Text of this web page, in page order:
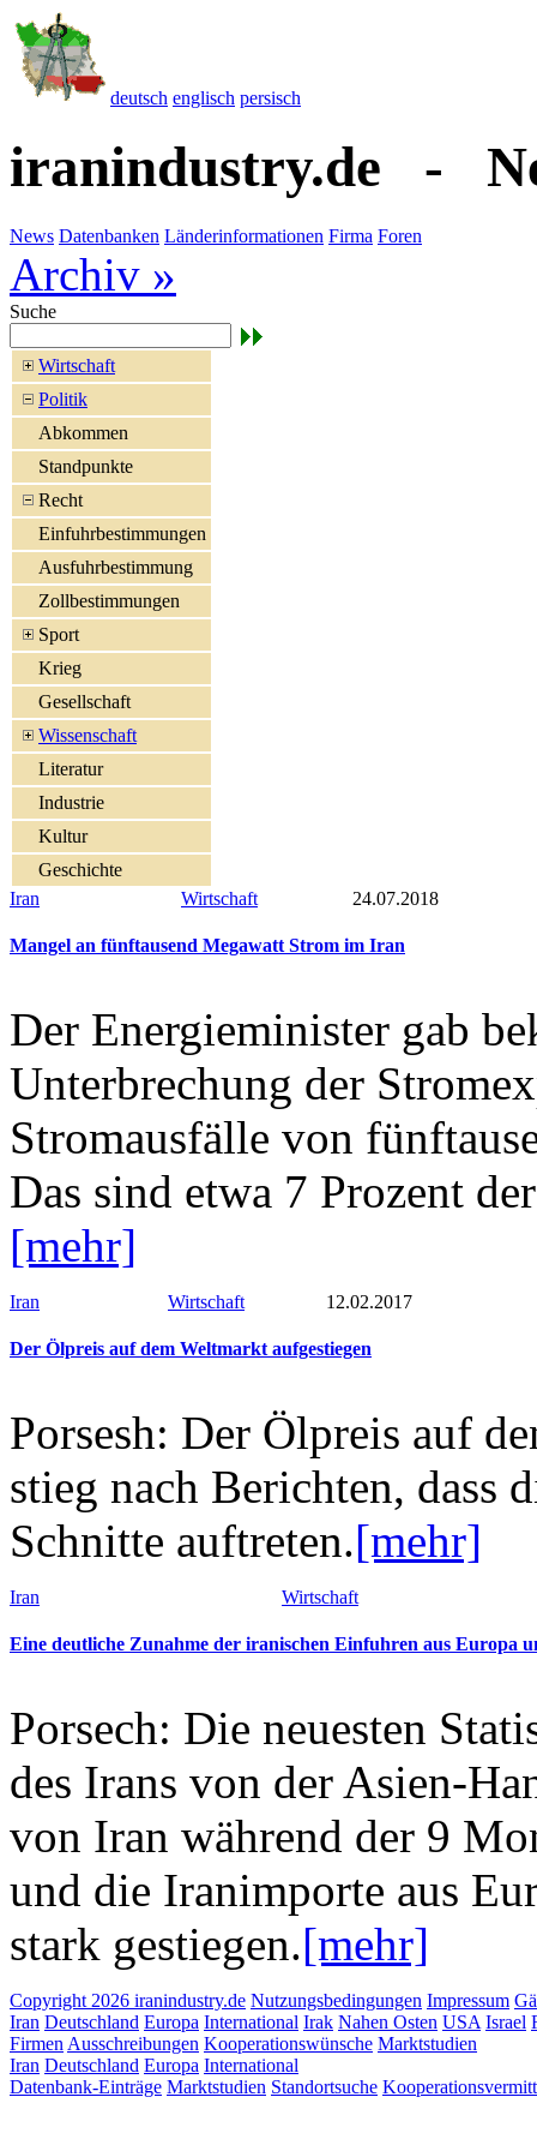
deutsch englisch persisch
iranindustry.de -
News Datenbanken Länderinformationen Firma Foren
Archiv »
Suche
Wirtschaft
Politik
Abkommen
Standpunkte
Recht
Einfuhrbestimmungen
Ausfuhrbestimmung
Zollbestimmungen
Sport
Krieg
Gesellschaft
Wissenschaft
Literatur
Industrie
Kultur
Geschichte
Iran
Wirtschaft 24.07.2018
Mangel an fünftausend Megawatt Strom im Iran
Der Energieminister gab
Unterbrechung der
Stromausfälle von
Das sind etwa 7 Prozent
[mehr]
Iran Wirtschaft 12.02.2017
Der Ölpreis auf dem Weltmarkt aufgestiegen
Porsesh: Der Ölpreis auf
stieg nach Berichten, dass
Schnitte auftreten.[mehr]
Iran Wirtschaft
Eine deutliche Zunahme der iranischen Einfuhren aus Europa
Porsech: Die neuesten
des Irans von der Asien-
von Iran während der 9
und die Iranimporte aus
stark gestiegen.[mehr]
Copyright 2026 iranindustry.de Nutzungsbedingungen Impressum
Iran Deutschland Europa International Irak Nahen Osten USA Israel
Firmen Ausschreibungen Kooperationswünsche Marktstudien
Iran Deutschland Europa International
Datenbank-Einträge Marktstudien Standortsuche